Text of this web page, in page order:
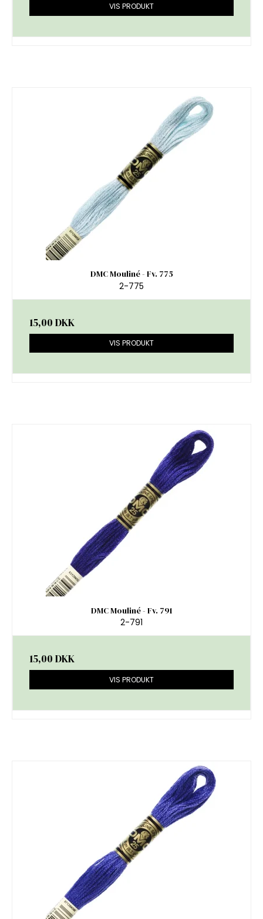
VIS PRODUKT
DMC Mouliné - Fv. 775
2-775
15,00 DKK
VIS PRODUKT
DMC Mouliné - Fv. 791
2-791
15,00 DKK
VIS PRODUKT